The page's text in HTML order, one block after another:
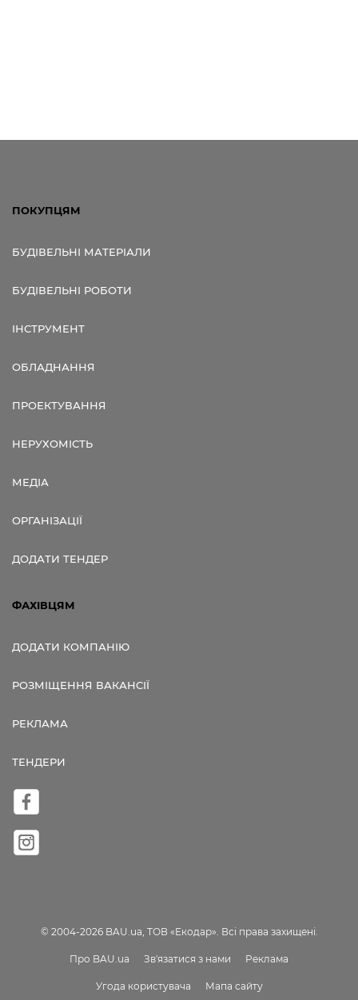
ПОКУПЦЯМ
БУДІВЕЛЬНІ МАТЕРІАЛИ
БУДІВЕЛЬНІ РОБОТИ
ІНСТРУМЕНТ
ОБЛАДНАННЯ
ПРОЕКТУВАННЯ
НЕРУХОМІСТЬ
МЕДІА
ОРГАНІЗАЦІЇ
ДОДАТИ ТЕНДЕР
ФАХІВЦЯМ
ДОДАТИ КОМПАНІЮ
РОЗМІЩЕННЯ ВАКАНСІЇ
РЕКЛАМА
ТЕНДЕРИ
© 2004-2026 BAU.ua, ТОВ «Екодар». Всі права захищені.
Про BAU.ua Зв'язатися з нами Реклама
Угода користувача Мапа сайту